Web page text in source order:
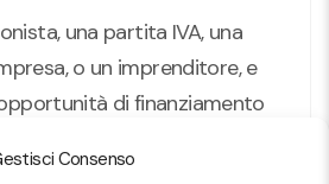
Consenso
una partita IVA, una
o un imprenditore, e
di finanziamento